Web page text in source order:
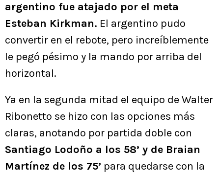
argentino fue atajado por el meta
Esteban Kirkman. El argentino pudo
convertir en el rebote, pero increíblemente
le pegó pésimo y la mando por arriba del
horizontal.
Ya en la segunda mitad el equipo de Walter
Ribonetto se hizo con las opciones más
claras, anotando por partida doble con
Santiago Lodoño a los 58’ y de Braian
Martínez de los 75’ para quedarse con la